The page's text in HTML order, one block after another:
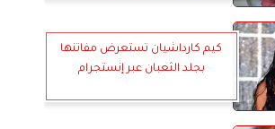
كيم كارداشيان تستعرض مفاتنها
بجلد الثعبان عبر إنستجرام